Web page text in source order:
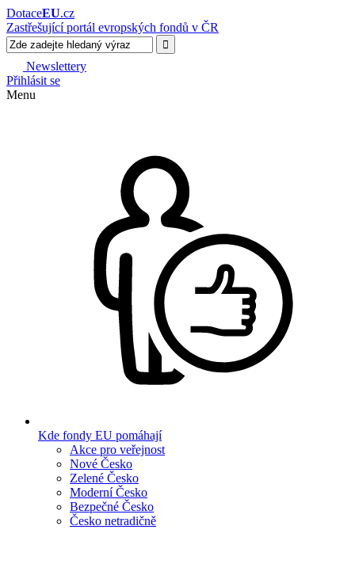
DotaceEU.cz
Zastřešující portál evropských fondů v ČR
Newslettery
Přihlásit se
Menu
Kde fondy EU pomáhají
Akce pro veřejnost
Nové Česko
Zelené Česko
Moderní Česko
Bezpečné Česko
Česko netradičně